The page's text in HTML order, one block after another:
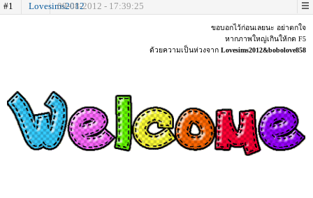
#1 Lovesims201209-08-2012 - 17:39:25
ขอบอกไว้ก่อนเลยนะ อย่าตกใจ
หากภาพใหญ่เกินให้กด F5
ด้วยความเป็นห่วงจาก Lovesims2012&bobolove858